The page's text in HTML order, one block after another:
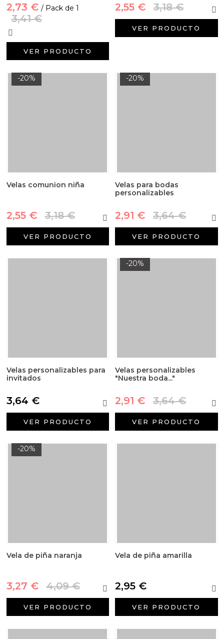
2,73 € / Pack de 1
3,41 €
VER PRODUCTO
2,55 € 3,18 €
VER PRODUCTO
-20%
Velas comunion niña
2,55 € 3,18 €
VER PRODUCTO
-20%
Velas para bodas
personalizables
2,91 € 3,64 €
VER PRODUCTO
Velas personalizables para
invitados
3,64 €
VER PRODUCTO
-20%
Velas personalizables
"Nuestra boda..."
2,91 € 3,64 €
VER PRODUCTO
-20%
Vela de piña naranja
3,27 € 4,09 €
VER PRODUCTO
Vela de piña amarilla
2,95 €
VER PRODUCTO